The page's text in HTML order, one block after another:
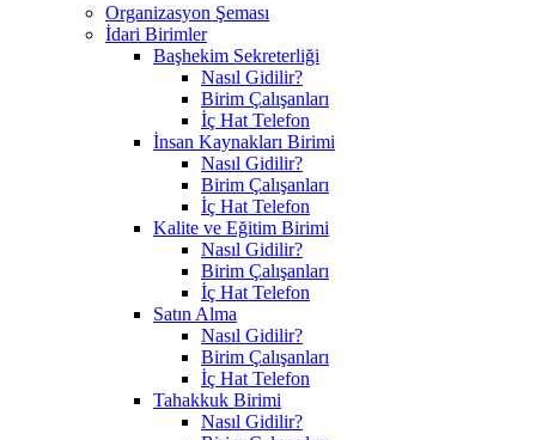
Organizasyon Şeması
İdari Birimler
Başhekim Sekreterliği
Nasıl Gidilir?
Birim Çalışanları
İç Hat Telefon
İnsan Kaynakları Birimi
Nasıl Gidilir?
Birim Çalışanları
İç Hat Telefon
Kalite ve Eğitim Birimi
Nasıl Gidilir?
Birim Çalışanları
İç Hat Telefon
Satın Alma
Nasıl Gidilir?
Birim Çalışanları
İç Hat Telefon
Tahakkuk Birimi
Nasıl Gidilir?